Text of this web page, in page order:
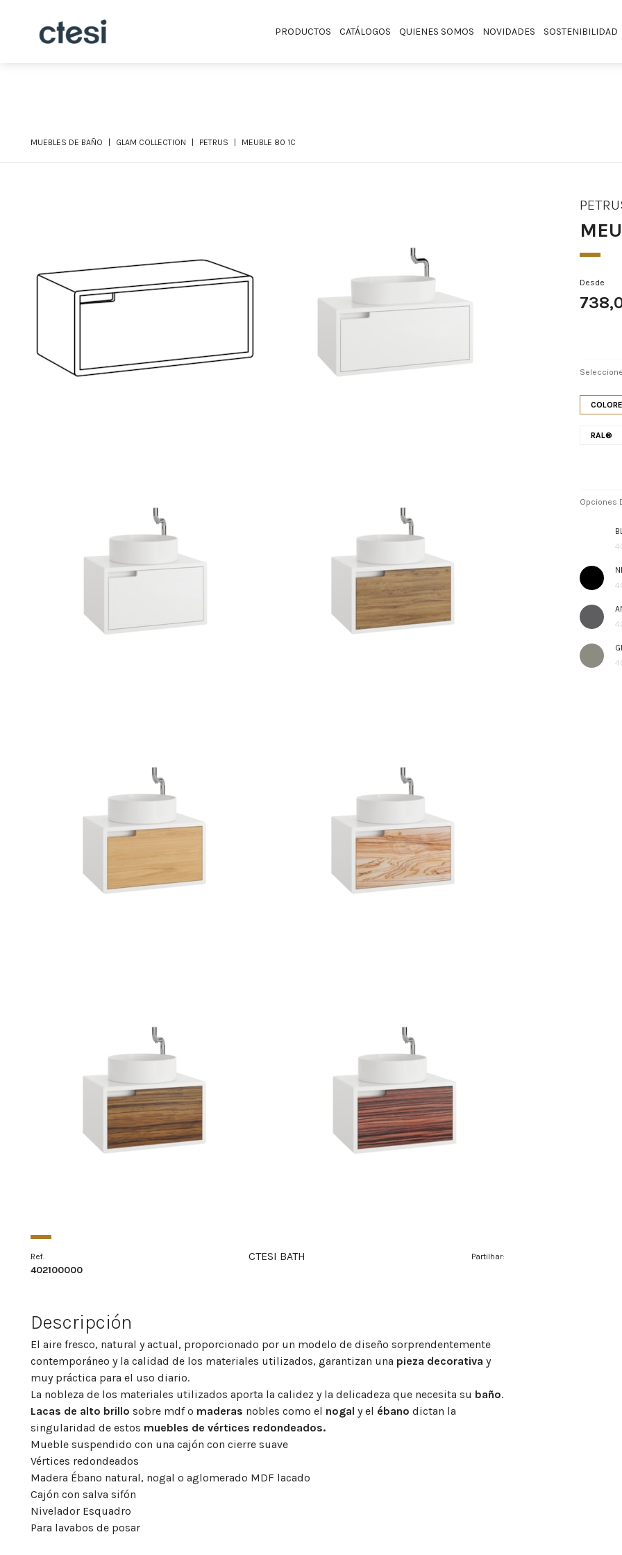
PRODUCTOS CATÁLOGOS QUIENES SOMOS NOVIDADES SOSTENIBILIDAD
MUEBLES DE BAÑO GLAM COLLECTION PETRUS MEUBLE 80 1C
Desde
RAL®
Opciones
Ref.
402100000
CTESI BATH Partilhar:
Descripción
El aire fresco, natural y actual, proporcionado por un modelo de diseño sorprendentemente
contemporáneo y la calidad de los materiales utilizados, garantizan una pieza decorativa y
muy práctica para el uso diario.
La nobleza de los materiales utilizados aporta la calidez y la delicadeza que necesita su baño.
Lacas de alto brillo sobre mdf o maderas nobles como el nogal y el ébano dictan la
singularidad de estos muebles de vértices redondeados.
Mueble suspendido con una cajón con cierre suave
Vértices redondeados
Madera Ébano natural, nogal o aglomerado MDF lacado
Cajón con salva sifón
Nivelador Esquadro
Para lavabos de posar